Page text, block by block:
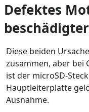
Defektes
Diese beiden
zusammen, aber bei
ist der microSD-
Hauptleiterplatte
Ausnahme.